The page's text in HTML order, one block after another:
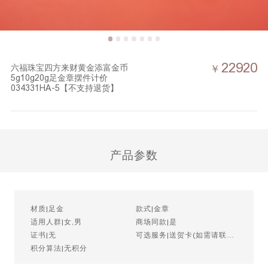
六福珠宝四方来财黄金添富金币
5g10g20g足金章摆件计价
034331HA-5【不支持退货】
￥ 22920
产品参数
材质|足金
款式|金章
适用人群|女,男
商场同款|是
证书|无
可选服务|送贺卡(如需请联系
积分算法|无积分